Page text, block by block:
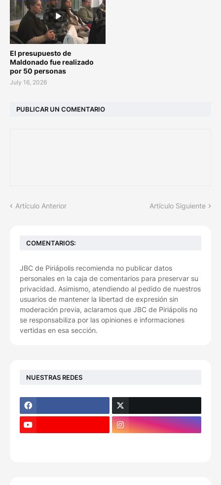
El presupuesto de
Maldonado fue realizado
por 50 personas
July 16, 2026
PUBLICAR UN COMENTARIO
Artículo Anterior Artículo Siguiente
COMENTARIOS:
JBC de Piriápolis recomienda no publicar datos
personales en la caja de comentarios para preservar su
privacidad. Asimismo, atendiendo al pedido de nuestros
usuarios de mantener la libertad de expresión sin
moderación previa, aclaramos que JBC de Piriápolis no
se responsabiliza por las opiniones e informaciones
vertidas en esa sección.
NUESTRAS REDES